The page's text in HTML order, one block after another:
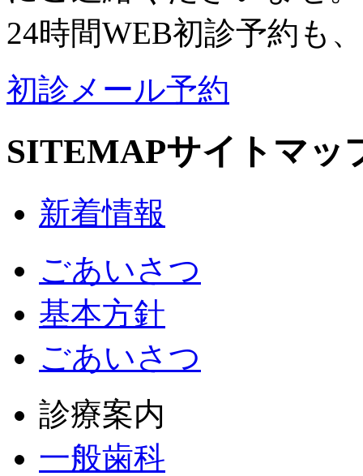
24時間WEB初診予約も
初診メール予約
SITEMAPサイトマッ
新着情報
ごあいさつ
基本方針
ごあいさつ
診療案内
一般歯科